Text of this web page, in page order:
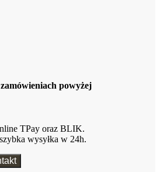
powyżej
TPay oraz BLIK.
wysyłka w 24h.